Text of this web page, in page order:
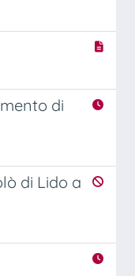
di
di Lido a